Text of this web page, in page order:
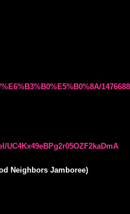
Neighbors Jamboree)